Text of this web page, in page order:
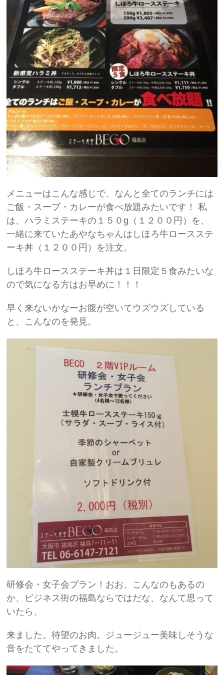
メニューはこんな感じで、なんと全てのランチには
ご飯・スープ・カレーが食べ放題みたいです！ 私
は、ハラミステーキの１５０g（１２００円）を、
一緒に来ていたあやなちゃんはしほろ牛ロースステ
ーキ丼（１２００円）を注文。
しほろ牛ロースステーキ丼は１日限定５食みたいな
ので気になる方はお早めに！！！
早く来ないかなーお腹が空いてウズウズしている
と、こんなのを発見。
研修会・女子会プラン！おお、こんなのもあるの
か、ビジネス街の福島ならではだな、なんて思って
いたら、
来ました。待望のお肉。ジュージュー美味しそうな
音をたててやってきました。